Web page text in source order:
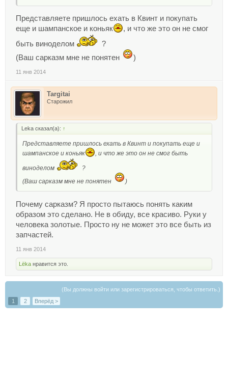
Представляете пришлось ехать в Квинт и покупать
еще и шампанское и коньяк
, и что же это он не смог
быть виноделом
?
(Ваш сарказм мне не понятен
)
11 янв 2014
Targitai
Старожил
Leka сказал(а): ↑
Представляете пришлось ехать в Квинт и покупать еще и
шампанское и коньяк
, и что же это он не смог быть
виноделом
?
(Ваш сарказм мне не понятен
)
Почему сарказм? Я просто пытаюсь понять каким
образом это сделано. Не в обиду, все красиво. Руки у
человека золотые. Просто ну не может это все быть из
запчастей.
11 янв 2014
Lёka нравится это.
(Вы должны войти или зарегистрироваться, чтобы ответить.)
1
2 Вперёд >